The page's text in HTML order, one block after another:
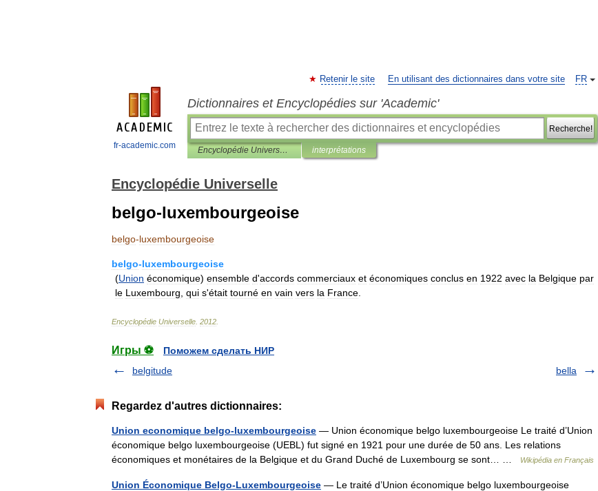
fr-academic.com
FR
Retenir le site En utilisant des dictionnaires dans votre site
Dictionnaires et Encyclopédies sur 'Academic'
Recherche!
Encyclopédie Universelle interprétations
Encyclopédie Universelle
belgo-luxembourgeoise
belgo-luxembourgeoise
belgo-luxembourgeoise
(Union économique) ensemble d'accords commerciaux et économiques conclus en 1922 avec la Belgique par
le Luxembourg qui s'était tourné en vain vers la France
Encyclopédie Universelle 2012
Игры ⚽
Поможем сделать НИР
belgitude
bella
Regardez d'autres dictionnaires:
Union economique belgo-luxembourgeoise — Union économique belgo luxembourgeoise Le traité d’Union
économique belgo luxembourgeoise (UEBL) fut signé en 1921 pour une durée de 50 ans. Les relations
économiques et monétaires de la Belgique et du Grand Duché de Luxembourg se sont… …
Wikipédia en Français
Union Économique Belgo-Luxembourgeoise — Le traité d’Union économique belgo luxembourgeoise